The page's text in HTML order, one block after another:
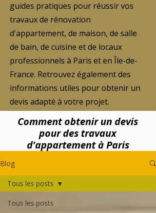
guides pratiques pour réussir vos
travaux de rénovation
d'appartement, de maison, de salle
de bain, de cuisine et de locaux
professionnels à Paris et en Île-de-
France. Retrouvez également des
informations utiles pour obtenir un
devis adapté à votre projet.
Comment obtenir un devis
pour des travaux
d'appartement à Paris
Blog
Tous les posts
Tous les posts